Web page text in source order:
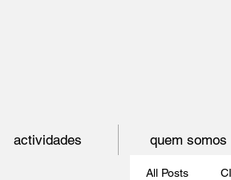
All Posts
actividades quem somos